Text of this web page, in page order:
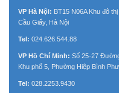
VP Hà Nội: BT15 N06A Khu đô
Cầu Giấy, Hà Nội
Tel: 024.626.544.88
VP Hồ Chí Minh: Số 25-27
Khu phố 5, Phường Hiệp Bình
Tel: 028.2253.9430